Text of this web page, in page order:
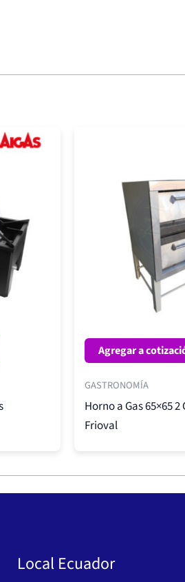
Agregar a
GASTRONOMÍA
Horno a Gas 65×65
Frioval
Local Ecuador